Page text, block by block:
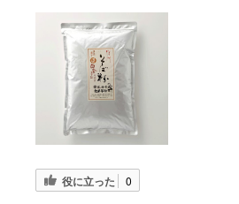
役に立った 0